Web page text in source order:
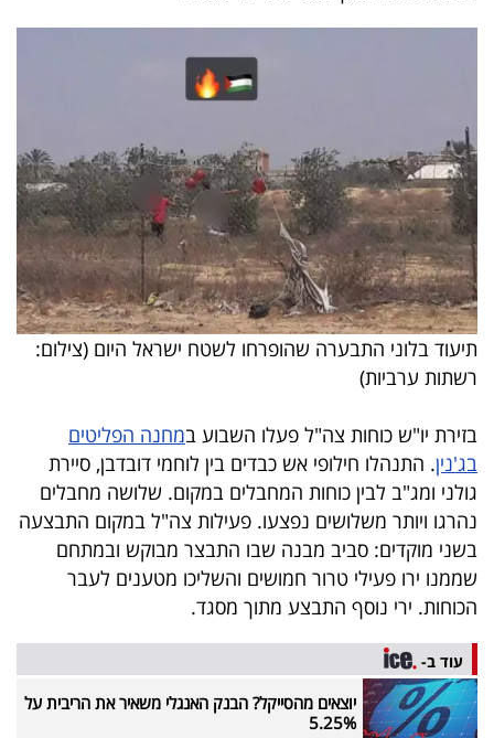
מייל
אדום
פרסמו
באייס
עקבו
אחרינו:
תיעוד בלוני התבערה שהופרחו לשטח ישראל היום (צילום:
רשתות ערביות)
בזירת יו"ש כוחות צה"ל פעלו השבוע במחנה הפליטים
בג'נין. התנהלו חילופי אש כבדים בין לוחמי דובדבן, סיירת
גולני ומג"ב לבין כוחות המחבלים במקום. שלושה מחבלים
נהרגו ויותר משלושים נפצעו. פעילות צה"ל במקום התבצעה
בשני מוקדים: סביב מבנה שבו התבצר מבוקש ובמתחם
שממנו ירו פעילי טרור חמושים והשליכו מטענים לעבר
הכוחות. ירי נוסף התבצע מתוך מסגד.
עוד ב-
יוצאים מהסייקל? הבנק האנגלי משאיר את הריבית על
5.25%